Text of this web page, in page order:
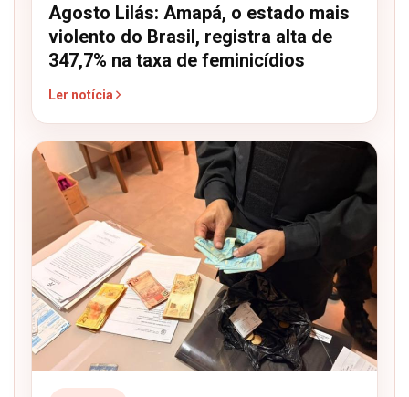
Agosto Lilás: Amapá, o estado mais
violento do Brasil, registra alta de
347,7% na taxa de feminicídios
Ler notícia